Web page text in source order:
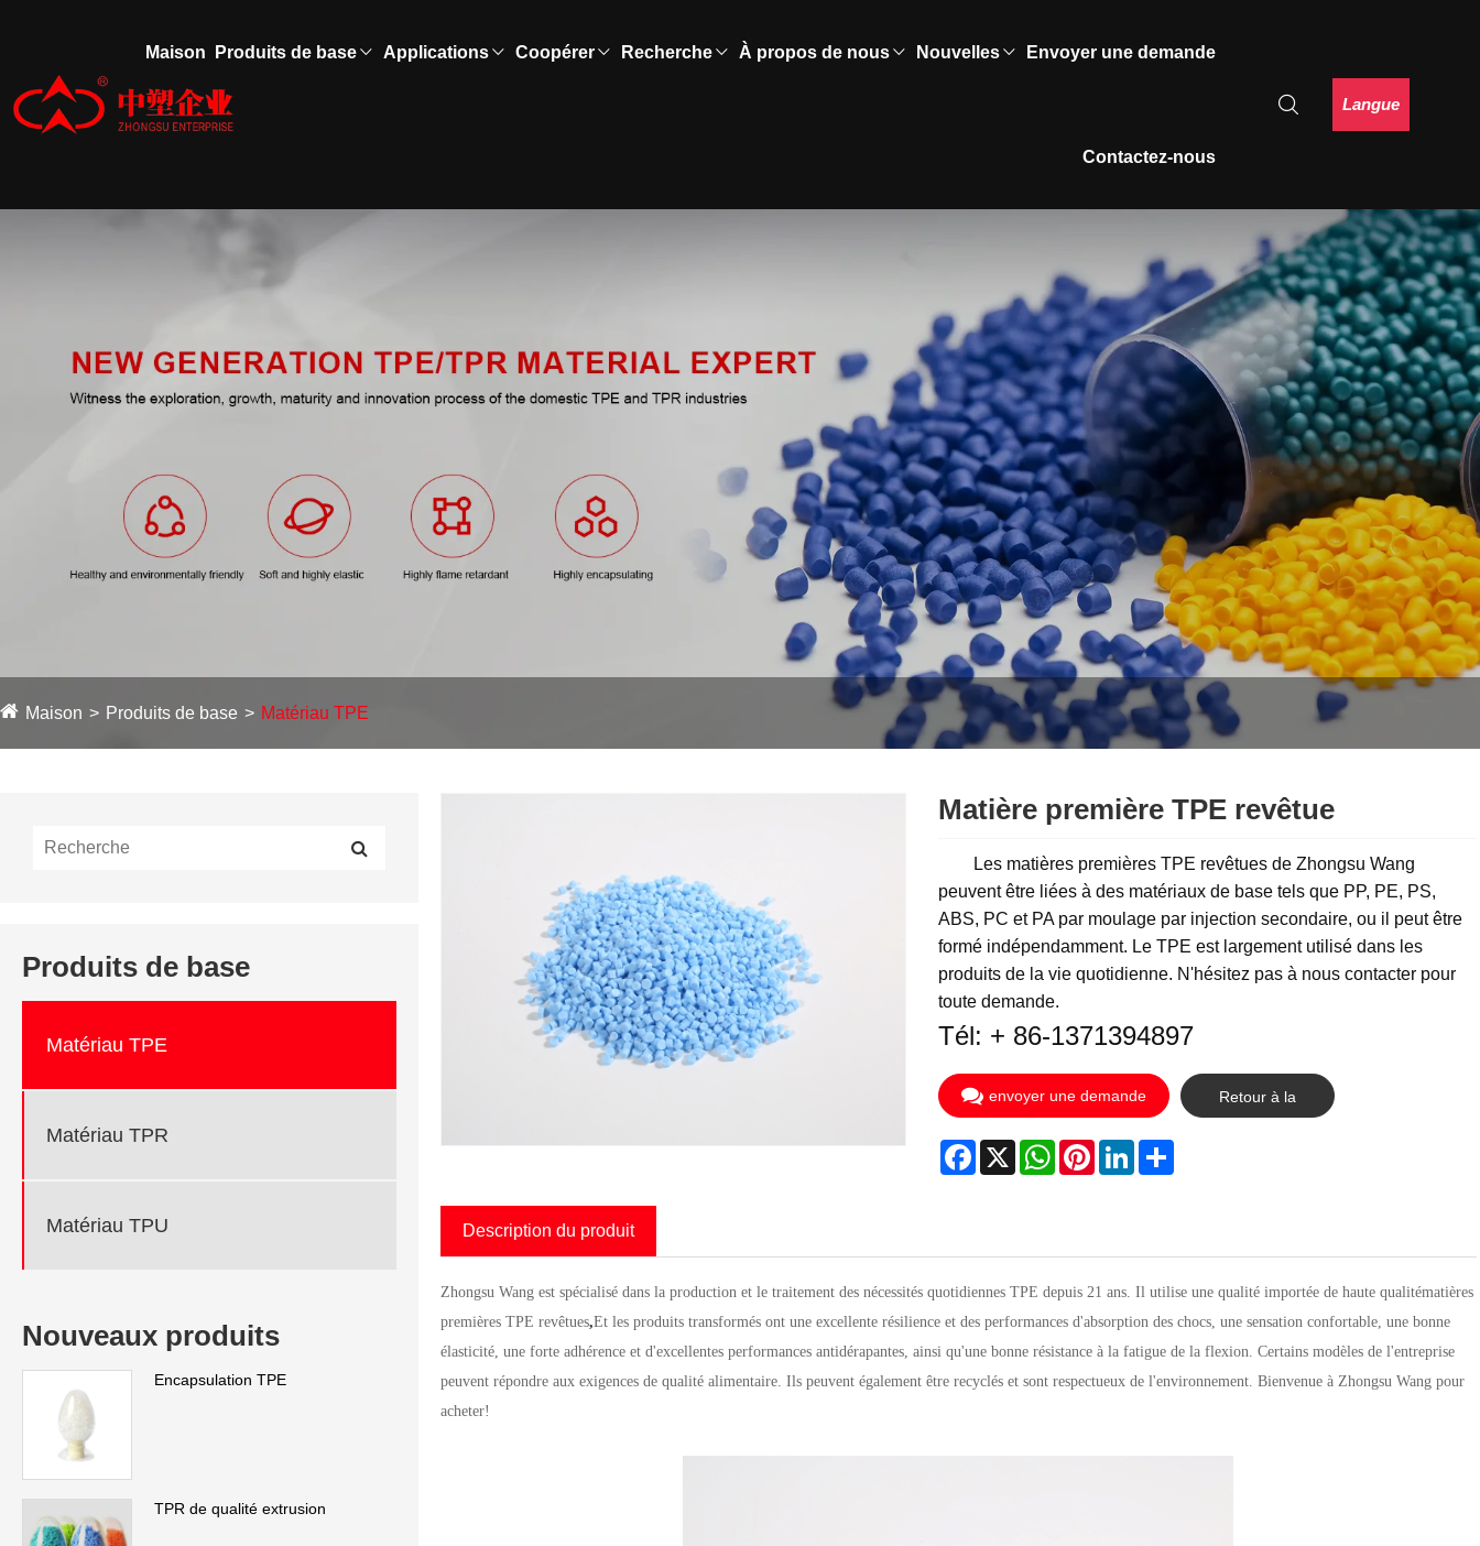
Maison Produits de base Applications Coopérer Recherche À propos de nous Nouvelles Envoyer une demande
Contactez-nous
Langue
Maison Produits de base Matériau TPE
Produits de base
Matériau TPE
Matériau TPR
Matériau TPU
Nouveaux produits
Encapsulation TPE
TPR de qualité extrusion
Matière première TPE revêtue
Les matières premières TPE revêtues de Zhongsu Wang
peuvent être liées à des matériaux de base tels que PP, PE, PS,
ABS, PC et PA par moulage par injection secondaire, ou il peut être
formé indépendamment. Le TPE est largement utilisé dans les
produits de la vie quotidienne. N'hésitez pas à nous contacter pour
toute demande.
Tél: + 86-1371394897
envoyer une demande Retour à la
Facebook
X WhatsApp
PinterestLinkedInShare
Description du produit
Zhongsu Wang est spécialisé dans la production et le traitement des nécessités quotidiennes TPE depuis 21 ans. Il utilise une qualité importée de haute qualitématières
premières TPE revêtues,Et les produits transformés ont une excellente résilience et des performances d'absorption des chocs, une sensation confortable, une bonne
élasticité, une forte adhérence et d'excellentes performances antidérapantes, ainsi qu'une bonne résistance à la fatigue de la flexion. Certains modèles de l'entreprise
peuvent répondre aux exigences de qualité alimentaire. Ils peuvent également être recyclés et sont respectueux de l'environnement. Bienvenue à Zhongsu Wang pour
acheter!